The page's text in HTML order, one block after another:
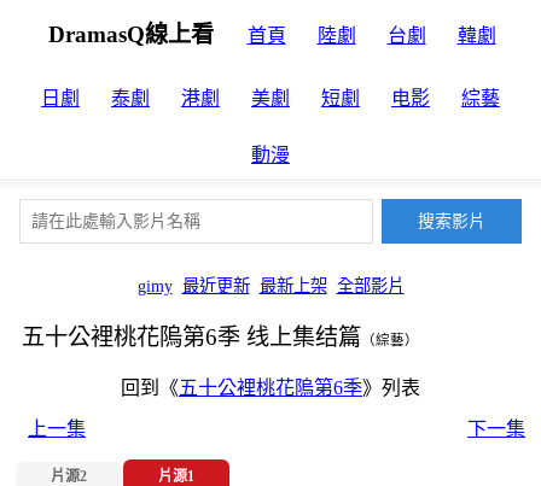
DramasQ線上看 首頁 陸劇 台劇 韓劇
日劇 泰劇 港劇 美劇 短劇 电影 綜藝
動漫
gimy 最近更新 最新上架 全部影片
五十公裡桃花隖第6季 线上集结篇 （綜藝）
回到《五十公裡桃花隖第6季》列表
上一集
下一集
片源2
片源1